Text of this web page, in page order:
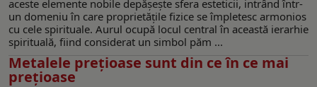
aceste elemente nobile depășește sfera esteticii, intrând într-
un domeniu în care proprietățile fizice se împletesc armonios
cu cele spirituale. Aurul ocupă locul central în această ierarhie
spirituală, fiind considerat un simbol păm ...
Metalele prețioase sunt din ce în ce mai
prețioase